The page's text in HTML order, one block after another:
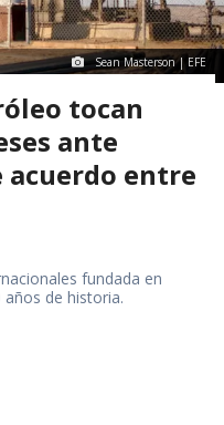
Sean Masterson | EFE
tocan
ante
entre
fundada en
años de historia.